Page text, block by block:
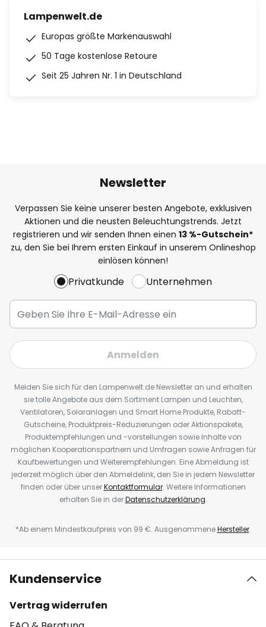
Lampenwelt.de
Europas größte Markenauswahl
50 Tage kostenlose Retoure
Seit 25 Jahren Nr. 1 in Deutschland
Newsletter
Verpassen Sie keine unserer besten Angebote, exklusiven
Aktionen und die neusten Beleuchtungstrends. Jetzt
registrieren und wir senden Ihnen einen 13 %-Gutschein*
zu, den Sie bei Ihrem ersten Einkauf in unserem Onlineshop
einlösen können!
Privatkunde Unternehmen
Anmelden
Melden Sie sich für den Lampenwelt.de Newsletter an und erhalten
sie tolle Angebote aus dem Sortiment Lampen und Leuchten,
Ventilatoren, Solaranlagen und Smart Home Produkte, Rabatt-
Gutscheine, Produktpreis-Reduzierungen oder Aktionspakete,
Produktempfehlungen und -vorstellungen sowie Inhalte von
möglichen Kooperationspartnern und Umfragen sowie Anfragen für
Kaufbewertungen und Weiterempfehlungen. Eine Abmeldung ist
jederzeit möglich über den Abmeldelink, den Sie in jedem Newsletter
finden oder über unserKontaktformular. Weitere Informationen
erhalten Sie in derDatenschutzerklärung.
*Ab einem Mindestkaufpreis von 99 €. AusgenommeneHersteller.
Kundenservice
Vertrag widerrufen